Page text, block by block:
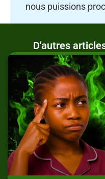
nous puissions
D'autres